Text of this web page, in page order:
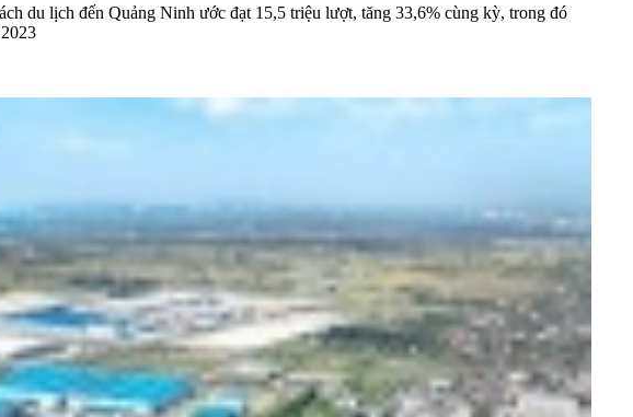
du lịch đến Quảng Ninh ước đạt 15,5 triệu lượt, tăng 33,6% cùng kỳ, trong đó